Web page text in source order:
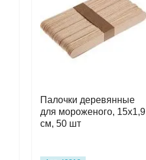
Палочки деревянные
для мороженого, 15х1,9
см, 50 шт